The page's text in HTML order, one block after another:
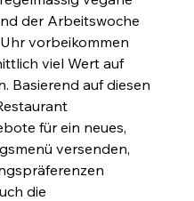
der Arbeitswoche
vorbeikommen
viel Wert auf
Basierend auf diesen
für ein neues,
versenden,
die